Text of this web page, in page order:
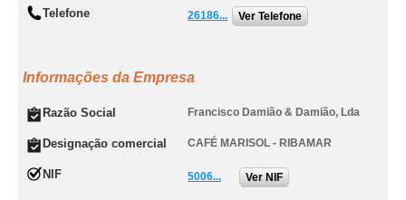
Telefone 26186... Ver Telefone
Informações da Empresa
Razão Social Francisco Damião & Damião, Lda
Designação comercial CAFÉ MARISOL - RIBAMAR
NIF 5006... Ver NIF